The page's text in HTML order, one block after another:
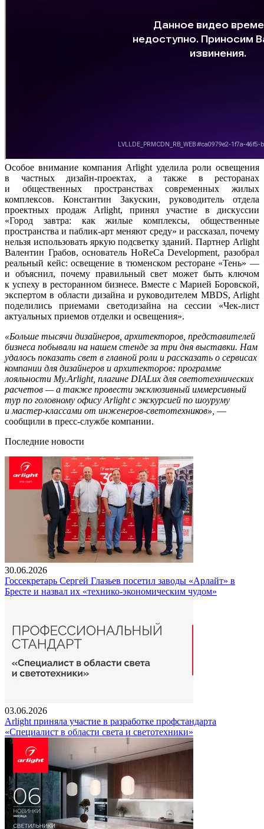
Особое внимание компания Arlight уделила роли освещения
в частных дизайн-проектах, а также в ресторанах
и общественных пространствах современных жилых
комплексов. Константин Закускин, руководитель отдела
проектных продаж Arlight, принял участие в дискуссии
«Город завтра: как жилые комплексы, общественные
пространства и паблик-арт меняют среду» и рассказал, почему
нельзя использовать яркую подсветку зданий. Партнер Arlight
Валентин Грабов, основатель HoReCa Development, разобрал
реальный кейс: освещение в тюменском ресторане «Тень» —
и объяснил, почему правильный свет может быть ключом
к успеху в ресторанном бизнесе. Вместе с Марией Боровской,
экспертом в области дизайна и руководителем MBDS, Arlight
поделились приемами светодизайна на сессии «Чек-лист
актуальных приемов отделки и освещения».
«Больше тысячи дизайнеров, архитекторов, представителей
бизнеса побывали на нашем стенде за три дня выставки. Нам
удалось показать свет в главной роли и рассказать о сервисах
компании для дизайнеров и архитекторов: программе
лояльности My.Arlight, плагине DIALux для светотехнических
расчетов — а также провести эксклюзивный иммерсивный
тур по головному офису Arlight с экскурсией по шоуруму
и мастер-классами от инженеров-светотехников», —
сообщили в пресс-службе компании.
Последние новости
30.06.2026
Госсекретарь Сергей Глазьев посетил заводы «Арлайт» в
Бресте и назвал их «технико-экономическим чудом»
03.06.2026
Arlight приняла участие в разработке профстандарта
«Специалист в области света и светотехники»